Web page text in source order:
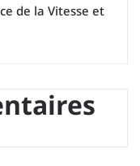
de la Vitesse et